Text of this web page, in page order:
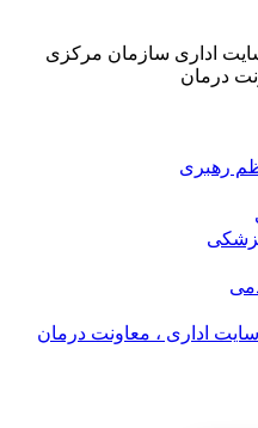
مرکزی
معاونت درمان